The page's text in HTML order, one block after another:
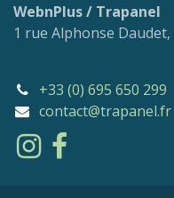
WebnPlus / Trapanel
1 rue Alphonse
+33 (0) 695 650 299
contact@trapanel.fr